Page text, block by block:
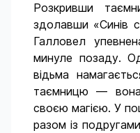
Розкривши
здолавши «Синів
Галловел
минуле позаду.
відьма
таємницю —
своєю магією. У
разом із